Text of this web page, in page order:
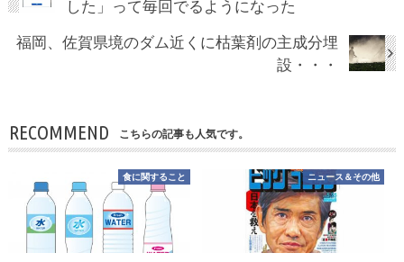
した」って毎回でるようになった
福岡、佐賀県境のダム近くに枯葉剤の主成分埋
設・・・
RECOMMEND こちらの記事も人気です。
食に関すること ニュース＆その他